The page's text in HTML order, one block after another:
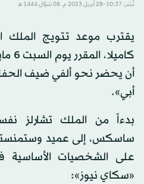
نُشر: 10:37-28 أبريل 2023 م ـ 08 شوّال 1444 هـ
يقترب موعد تتويج الملك
أن يحضر نحو ألفي ضيف
أبي».
بدءاً من الملك تشارلز
ساسكس، إلى عميد
على الشخصيات الأساسية
«سكاي نيوز»: